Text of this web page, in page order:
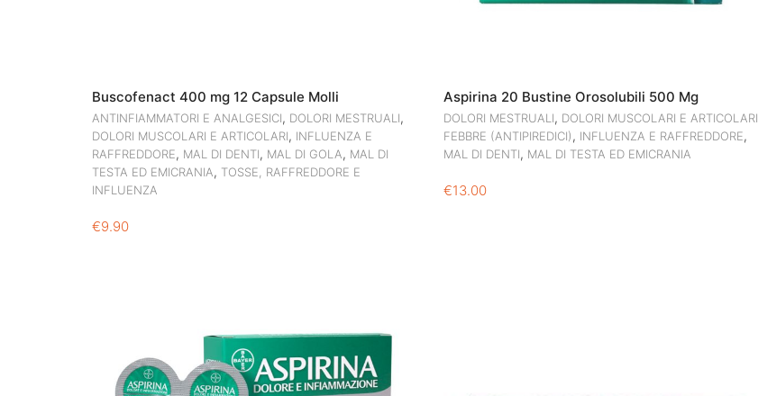
Buscofenact 400 mg 12 Capsule Molli
ANTINFIAMMATORI E ANALGESICI, DOLORI MESTRUALI,
DOLORI MUSCOLARI E ARTICOLARI, INFLUENZA E
RAFFREDDORE, MAL DI DENTI, MAL DI GOLA, MAL DI
TESTA ED EMICRANIA, TOSSE, RAFFREDDORE E
INFLUENZA
€9.90
Aspirina 20 Bustine Orosolubili 500 Mg
DOLORI MESTRUALI, DOLORI MUSCOLARI E ARTICOLARI
FEBBRE (ANTIPIREDICI), INFLUENZA E RAFFREDDORE,
MAL DI DENTI, MAL DI TESTA ED EMICRANIA
€13.00